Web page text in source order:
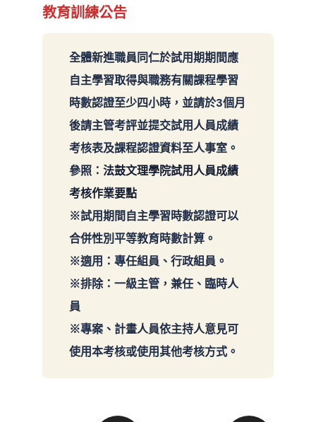
教育訓練公告
全體新進職員同仁於試用期期間應
自主學習取得與職務有關課程學習
時數認證至少四小時，並請於3個月
後請主管考評並提交試用人員成績
考核表及課程認證資料至人事室。
參照： 法鼓文理學院試用人員成績
考核作業要點
※試用期間自主學習時數認證可以
合併性別平等教育時數計算。
※適用：專任組員、行政組員。
※排除：一級主管，兼任、臨時人
員
※專案、計畫人員依主持人意見可
使用本考核或使用其他考核方式。